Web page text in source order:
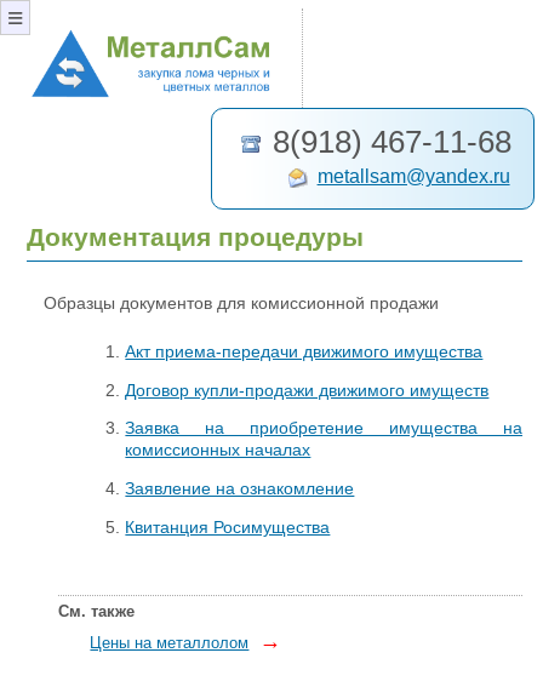
8(918) 467-11-68
metallsam@yandex.ru
≡
Документация процедуры
Образцы документов для комиссионной продажи
Акт приема-передачи движимого имущества
Договор купли-продажи движимого имуществ
Заявка на приобретение имущества на
комиссионных началах
Заявление на ознакомление
Квитанция Росимущества
См. также
Цены на металлолом
→